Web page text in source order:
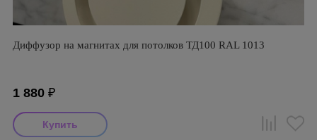
Диффузор на магнитах для потолков ТД100 RAL 1013
1 880 ₽